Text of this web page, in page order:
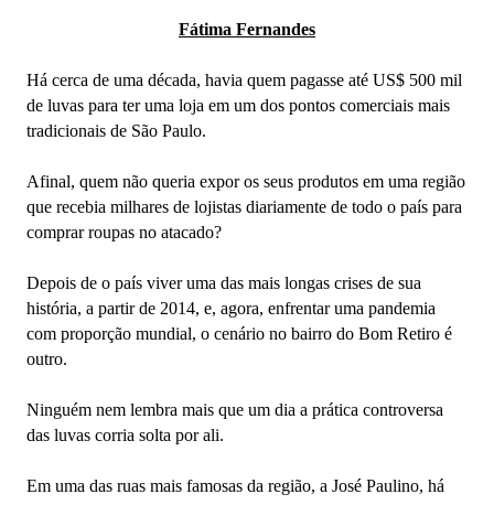
Fátima Fernandes
Há cerca de uma década, havia quem pagasse até US$ 500 mil
de luvas para ter uma loja em um dos pontos comerciais mais
tradicionais de São Paulo.
Afinal, quem não queria expor os seus produtos em uma região
que recebia milhares de lojistas diariamente de todo o país para
comprar roupas no atacado?
Depois de o país viver uma das mais longas crises de sua
história, a partir de 2014, e, agora, enfrentar uma pandemia
com proporção mundial, o cenário no bairro do Bom Retiro é
outro.
Ninguém nem lembra mais que um dia a prática controversa
das luvas corria solta por ali.
Em uma das ruas mais famosas da região, a José Paulino, há